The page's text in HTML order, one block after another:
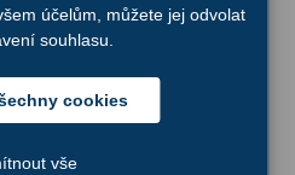
Závit
M48x0.75 hliník
účelům, můžete jej odvolat
souhlasu.
cookies
vše